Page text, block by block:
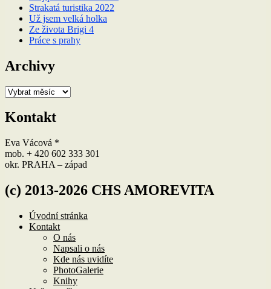
Strakatá turistika 2022
Už jsem velká holka
Ze života Brigi 4
Práce s prahy
Archivy
Archivy
Kontakt
Eva Vácová *
mob. + 420 602 333 301
okr. PRAHA – západ
(c) 2013-2026 CHS AMOREVITA
Úvodní stránka
Kontakt
O nás
Napsali o nás
Kde nás uvidíte
PhotoGalerie
Knihy